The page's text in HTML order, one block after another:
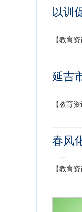
以训
...
【教育资
延吉
...
【教育资
春风
...
【教育资